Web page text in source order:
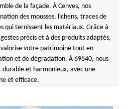
de la façade. À Cenves, nos
des mousses, lichens, traces de
qui ternissent les matériaux. Grâce à
précis et à des produits adaptés,
valorise votre patrimoine tout en
et de dégradation. À 69840, nous
et harmonieux, avec une
et efficace.